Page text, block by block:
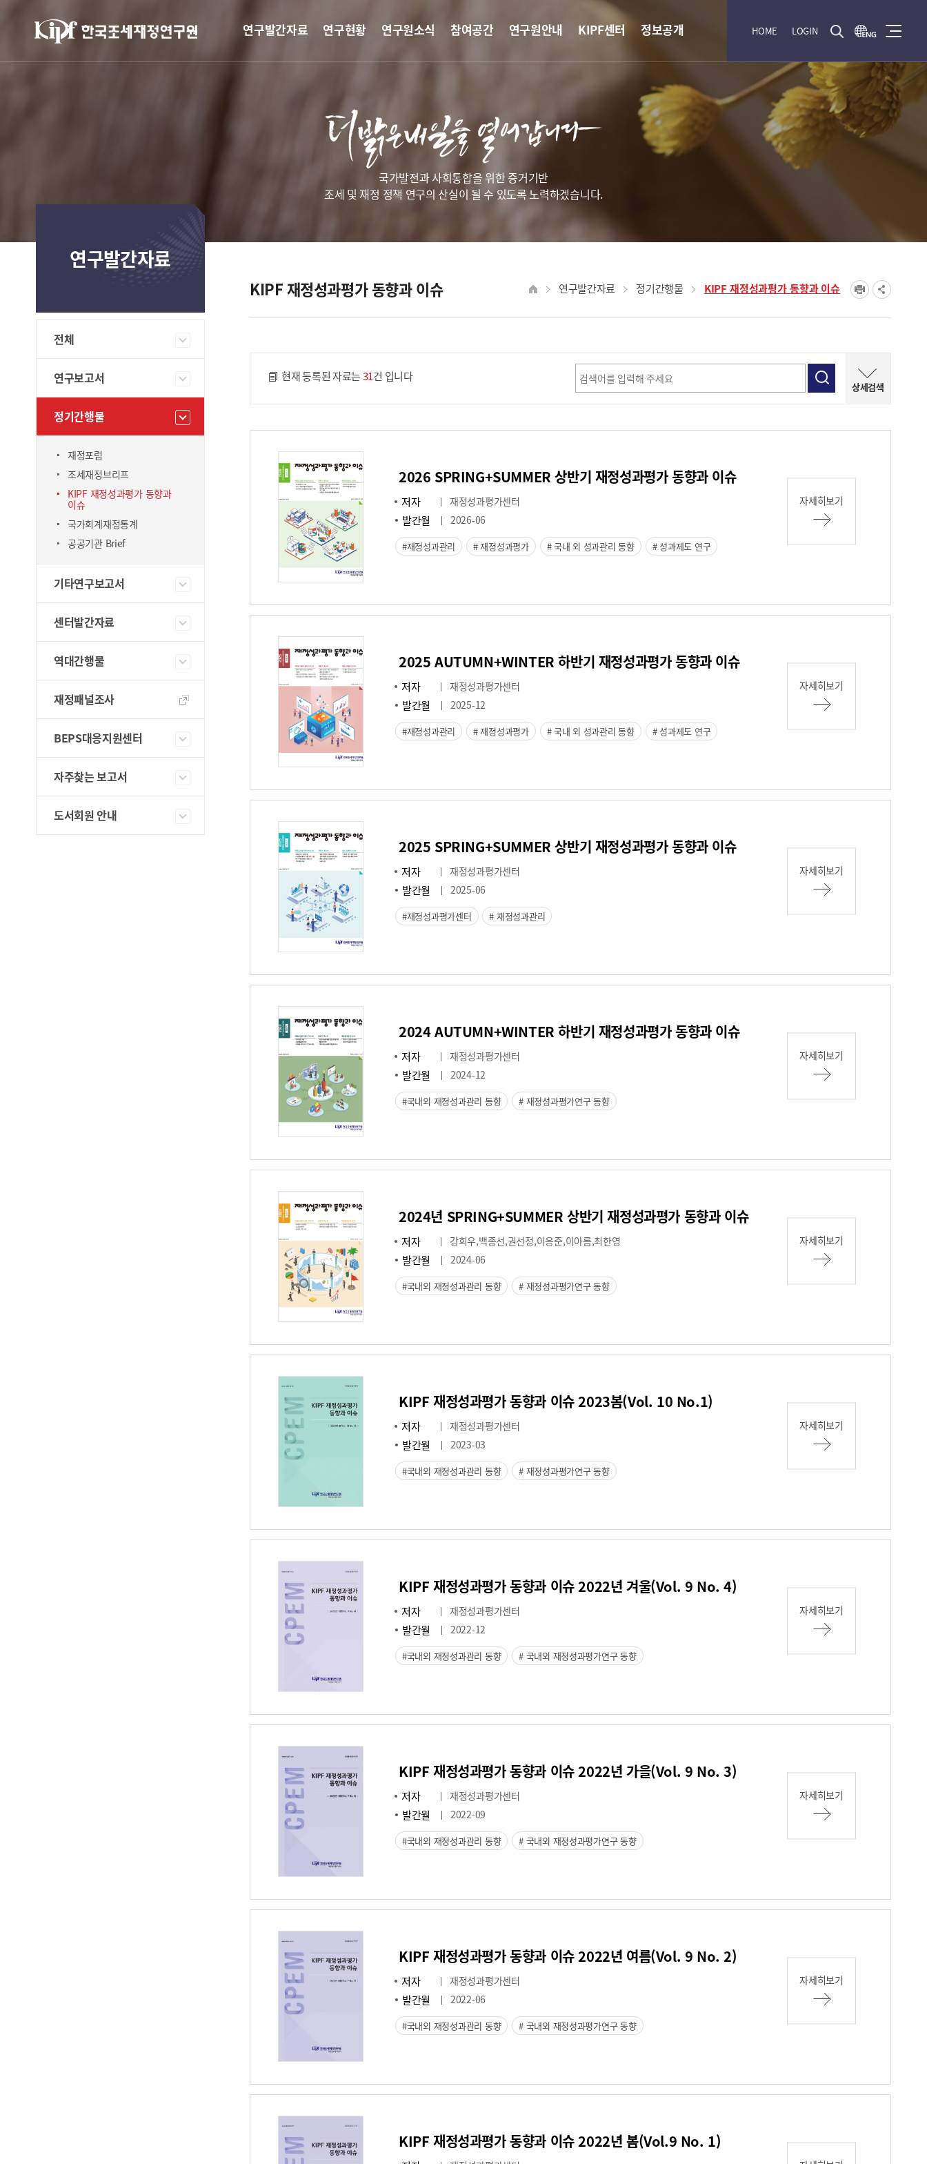
HOME LOGIN
연구발간자료 연구현황 연구원소식 참여공간 연구원안내 KIPF센터 정보공개
국가발전과 사회통합을 위한 증거기반
조세 및 재정 정책 연구의 산실이 될 수 있도록 노력하겠습니다.
연구발간자료
전체
연구보고서
정기간행물
재정포럼
조세재정브리프
KIPF 재정성과평가 동향과
이슈
국가회계재정통계
공공기관 Brief
기타연구보고서
센터발간자료
역대간행물
재정패널조사
BEPS대응지원센터
자주찾는 보고서
도서회원 안내
KIPF 재정성과평가 동향과 이슈 연구발간자료 정기간행물 KIPF 재정성과평가 동향과 이슈
현재 등록된 자료는31건 입니다
상세검색
2026 SPRING+SUMMER 상반기 재정성과평가 동향과 이슈
저자 재정성과평가센터
발간월 2026-06
재정성과관리 재정성과평가 국내 외 성과관리 동향 성과제도 연구
자세히보기
2025 AUTUMN+WINTER 하반기 재정성과평가 동향과 이슈
저자 재정성과평가센터
발간월 2025-12
재정성과관리 재정성과평가 국내 외 성과관리 동향 성과제도 연구
자세히보기
2025 SPRING+SUMMER 상반기 재정성과평가 동향과 이슈
저자 재정성과평가센터
발간월 2025-06
재정성과평가센터 재정성과관리
자세히보기
2024 AUTUMN+WINTER 하반기 재정성과평가 동향과 이슈
저자 재정성과평가센터
발간월 2024-12
국내외 재정성과관리 동향 재정성과평가연구 동향
자세히보기
2024년 SPRING+SUMMER 상반기 재정성과평가 동향과 이슈
저자 강희우,백종선,권선정,이응준,이아름,최한영
발간월 2024-06
국내외 재정성과관리 동향 재정성과평가연구 동향
자세히보기
KIPF 재정성과평가 동향과 이슈 2023봄(Vol. 10 No.1)
저자 재정성과평가센터
발간월 2023-03
국내외 재정성과관리 동향 재정성과평가연구 동향
자세히보기
KIPF 재정성과평가 동향과 이슈 2022년 겨울(Vol. 9 No. 4)
저자 재정성과평가센터
발간월 2022-12
국내외 재정성과관리 동향 국내외 재정성과평가연구 동향
자세히보기
KIPF 재정성과평가 동향과 이슈 2022년 가을(Vol. 9 No. 3)
저자 재정성과평가센터
발간월 2022-09
국내외 재정성과관리 동향 국내외 재정성과평가연구 동향
자세히보기
KIPF 재정성과평가 동향과 이슈 2022년 여름(Vol. 9 No. 2)
저자 재정성과평가센터
발간월 2022-06
국내외 재정성과관리 동향 국내외 재정성과평가연구 동향
자세히보기
KIPF 재정성과평가 동향과 이슈 2022년 봄(Vol.9 No. 1)